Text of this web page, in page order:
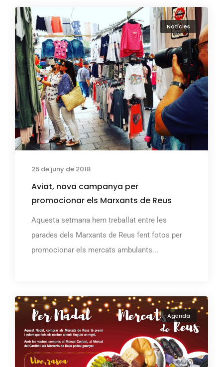
Notícies
25 de juny de 2018
Aviat, nova campanya per
promocionar els Marxants de Reus
Aquesta setmana hem treballat entre les
parades dels Marxants de Reus fent fotos per
promocionar els mercats ambulants...
Agenda